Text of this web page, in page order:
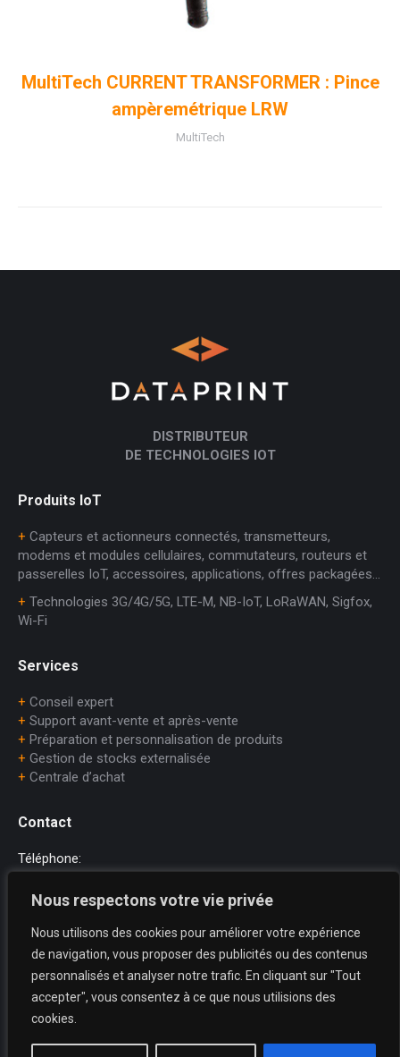
Nous respectons votre vie privée
Nous utilisons des cookies pour améliorer votre expérience
de navigation, vous proposer des publicités ou des contenus
personnalisés et analyser notre trafic. En cliquant sur "Tout
accepter", vous consentez à ce que nous utilisions des
cookies.
MultiTech CURRENT TRANSFORMER : Pince
ampèremétrique LRW
MultiTech
DISTRIBUTEUR
DE TECHNOLOGIES IOT
Produits IoT
+ Capteurs et actionneurs connectés, transmetteurs,
modems et modules cellulaires, commutateurs, routeurs et
passerelles IoT, accessoires, applications, offres packagées…
+ Technologies 3G/4G/5G, LTE-M, NB-IoT, LoRaWAN, Sigfox,
Wi-Fi
Services
+ Conseil expert
+ Support avant-vente et après-vente
+ Préparation et personnalisation de produits
+ Gestion de stocks externalisée
+ Centrale d’achat
Contact
Téléphone:
dataprint@dataprint.fr
Adresse:
69, avenue du Maréchal Juin
64200 BIARRITZ
Trouvez nous sur :